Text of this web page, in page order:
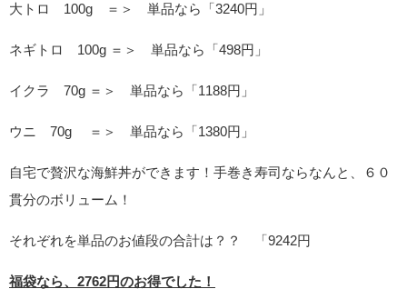
大トロ 100g ＝＞ 単品なら「3240円」
ネギトロ 100g ＝＞ 単品なら「498円」
イクラ 70g ＝＞ 単品なら「1188円」
ウニ 70g ＝＞ 単品なら「1380円」
自宅で贅沢な海鮮丼ができます！手巻き寿司ならなんと、６０
貫分のボリューム！
それぞれを単品のお値段の合計は？？ 「9242円
福袋なら、2762円のお得でした！